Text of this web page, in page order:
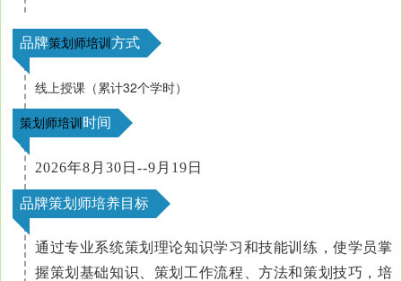
品牌策划师培训 方式
线上授课（累计32个学时）
策划师培训 时间
2026年8月30日--9月19日
品牌策划师培养目标
通过专业系统策划理论知识学习和技能训练，使学员掌
握策划基础知识、策划工作流程、方法和策划技巧，培